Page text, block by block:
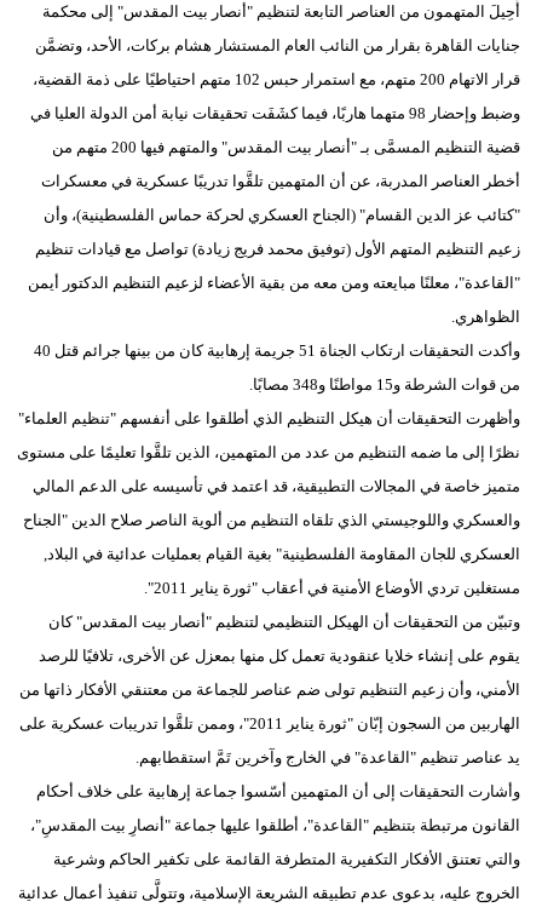
علوم
وتكنولوجيا
بيئة
مدوَّنات
أبراج
فيديو
أُحِيلَ المتهمون من العناصر التابعة لتنظيم "أنصار بيت المقدس" إلى محكمة
جنايات القاهرة بقرار من النائب العام المستشار هشام بركات، الأحد، وتضمَّن
قرار الاتهام 200 متهم، مع استمرار حبس 102 متهم احتياطيًا على ذمة القضية،
وضبط وإحضار 98 متهما هاربًا، فيما كشَفَت تحقيقات نيابة أمن الدولة العليا في
قضية التنظيم المسمَّى بـ "أنصار بيت المقدس" والمتهم فيها 200 متهم من
أخطر العناصر المدربة، عن أن المتهمين تلقَّوا تدريبًا عسكرية في معسكرات
"كتائب عز الدين القسام" (الجناح العسكري لحركة حماس الفلسطينية)، وأن
زعيم التنظيم المتهم الأول (توفيق محمد فريج زيادة) تواصل مع قيادات تنظيم
"القاعدة"، معلنًا مبايعته ومن معه من بقية الأعضاء لزعيم التنظيم الدكتور أيمن
الظواهري.
وأكدت التحقيقات ارتكاب الجناة 51 جريمة إرهابية كان من بينها جرائم قتل 40
من قوات الشرطة و15 مواطنًا و348 مصابًا.
وأظهرت التحقيقات أن هيكل التنظيم الذي أطلقوا على أنفسهم "تنظيم العلماء"
نظرًا إلى ما ضمه التنظيم من عدد من المتهمين، الذين تلقَّوا تعليمًا على مستوى
متميز خاصة في المجالات التطبيقية، قد اعتمد في تأسيسه على الدعم المالي
والعسكري واللوجيستي الذي تلقاه التنظيم من ألوية الناصر صلاح الدين "الجناح
العسكري للجان المقاومة الفلسطينية" بغية القيام بعمليات عدائية في البلاد,
مستغلين تردي الأوضاع الأمنية في أعقاب "ثورة يناير 2011".
وتبيّن من التحقيقات أن الهيكل التنظيمي لتنظيم "أنصار بيت المقدس" كان
يقوم على إنشاء خلايا عنقودية تعمل كل منها بمعزل عن الأخرى، تلافيًا للرصد
الأمني، وأن زعيم التنظيم تولى ضم عناصر للجماعة من معتنقي الأفكار ذاتها من
الهاربين من السجون إبّان "ثورة يناير 2011"، وممن تلقَّوا تدريبات عسكرية على
يد عناصر تنظيم "القاعدة" في الخارج وآخرين تَمَّ استقطابهم.
وأشارت التحقيقات إلى أن المتهمين أسّسوا جماعة إرهابية على خلاف أحكام
القانون مرتبطة بتنظيم "القاعدة"، أطلقوا عليها جماعة "أنصارِ بيت المقدسِ"،
والتي تعتنق الأفكار التكفيرية المتطرفة القائمة على تكفير الحاكم وشرعية
الخروج عليه، بدعوى عدم تطبيقه الشريعة الإسلامية، وتتولَّى تنفيذ أعمال عدائية